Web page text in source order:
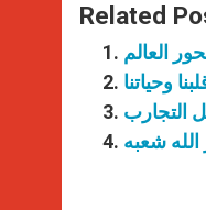
Related
العالم
وحياتنا
التجارب
الله شعبه